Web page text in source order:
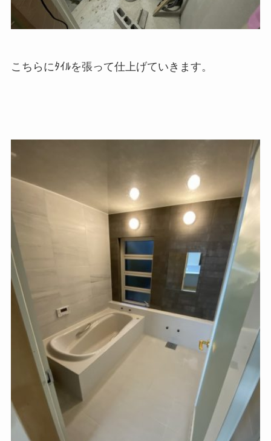
こちらにﾀｲﾙを張って仕上げていきます。